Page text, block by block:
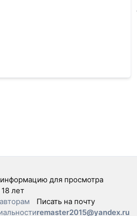
для просмотра
лет
Писать на почту
remaster2015@yandex.ru